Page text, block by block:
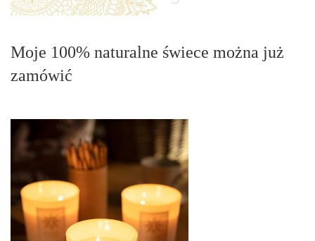
Moje 100% naturalne świece można już
zamówić